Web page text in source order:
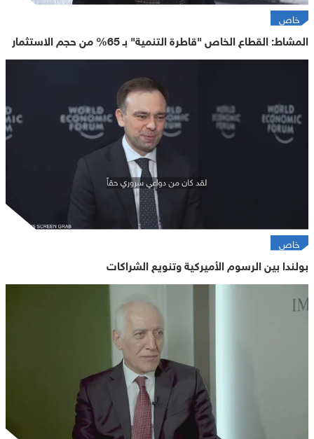
خاص
المشاط: القطاع الخاص "قاطرة التنمية" بـ 65% من حجم الاستثمار
خاص
بولندا بين الرسوم الأميركية وتنويع الشراكات